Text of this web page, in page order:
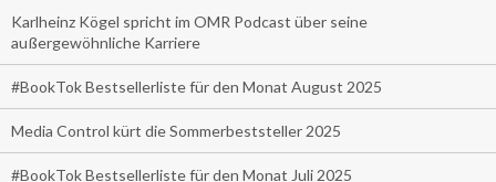
Karlheinz Kögel spricht im OMR Podcast über seine
außergewöhnliche Karriere
#BookTok Bestsellerliste für den Monat August 2025
Media Control kürt die Sommerbeststeller 2025
#BookTok Bestsellerliste für den Monat Juli 2025